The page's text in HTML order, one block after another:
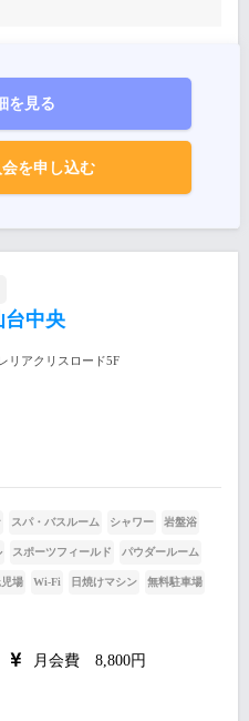
を見る
を申し込む
中央
リアクリスロード5F
スパ・バスルーム シャワー 岩盤浴
スポーツフィールド パウダールーム
場 Wi-Fi 日焼けマシン 無料駐車場
月会費 8,800円